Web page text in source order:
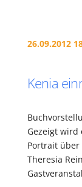
26.09.2012
Kenia
Gezeigt
Portrait über
Theresia